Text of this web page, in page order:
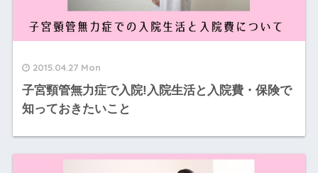
2015.04.27 Mon
子宮頸管無力症で入院!入院生活と入院費・保険で
知っておきたいこと